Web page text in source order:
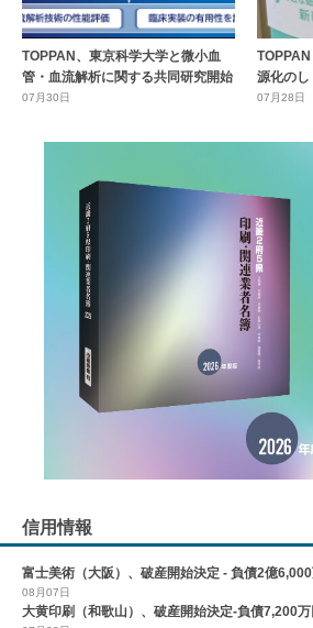
TOPPAN、東京科学大学と微小血
管・血流解析に関する共同研究開始
07月30日
源化のし
07月28日
信用情報
富士美術（大阪）、破産開始決定 - 負債2億6,000
08月07日
大黄印刷（和歌山）、破産開始決定-負債7,200万